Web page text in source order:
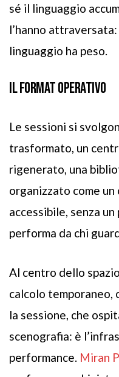
sé il linguaggio
l’hanno
linguaggio ha peso.
IL FORMAT OPERATIVO
Le sessioni si
trasformato, un
rigenerato, una
organizzato come
accessibile, senza
performa da chi
Al centro dello
calcolo
la sessione, che
scenografia: è
performance. Miran